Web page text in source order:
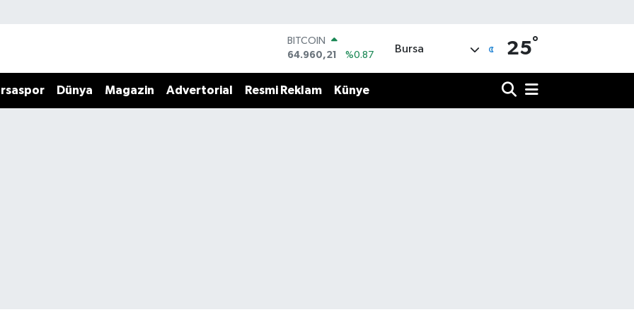
BITCOIN
64.960,21
%0.87
47,7436
%0.18
Bursa 25°
Dünya Magazin Advertorial Resmi Reklam Künye